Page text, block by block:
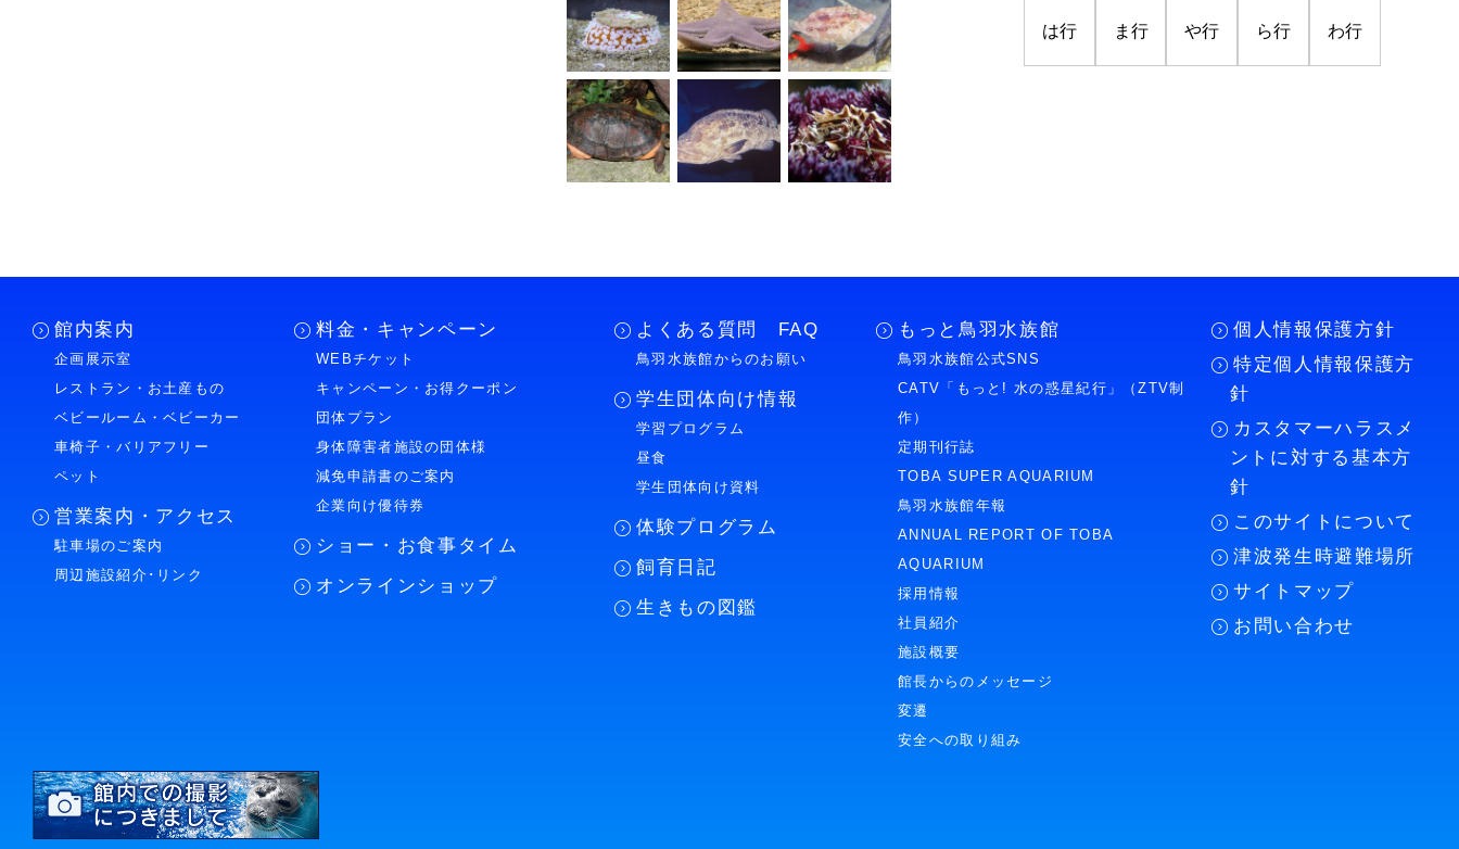
は行 ま行 や行 ら行 わ行
館内案内
企画展示室
レストラン・お土産もの
ベビールーム・ベビーカー
車椅子・バリアフリー
ペット
営業案内・アクセス
駐車場のご案内
周辺施設紹介･リンク
料金・キャンペーン
WEBチケット
キャンペーン・お得クーポン
団体プラン
身体障害者施設の団体様
減免申請書のご案内
企業向け優待券
ショー・お食事タイム
オンラインショップ
よくある質問 FAQ
鳥羽水族館からのお願い
学生団体向け情報
学習プログラム
昼食
学生団体向け資料
体験プログラム
飼育日記
生きもの図鑑
もっと鳥羽水族館
鳥羽水族館公式SNS
CATV「もっと! 水の惑星紀行」（ZTV制
作）
定期刊行誌
TOBA SUPER AQUARIUM
鳥羽水族館年報
ANNUAL REPORT OF TOBA
AQUARIUM
採用情報
社員紹介
施設概要
館長からのメッセージ
変遷
安全への取り組み
個人情報保護方針
特定個人情報保護方
針
カスタマーハラスメ
ントに対する基本方
針
このサイトについて
津波発生時避難場所
サイトマップ
お問い合わせ